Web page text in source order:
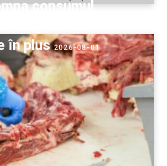
consumul
în plus 2026-08-01